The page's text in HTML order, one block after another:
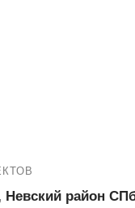
от пола до потолка
район